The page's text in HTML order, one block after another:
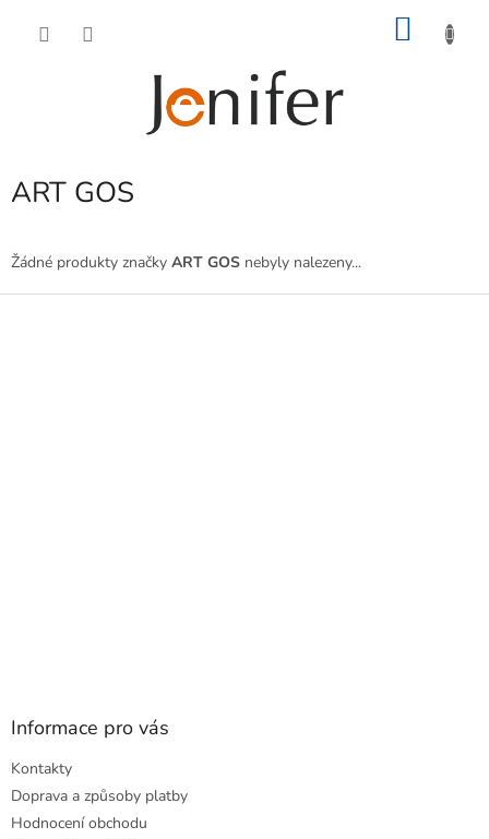
ART GOS
Žádné produkty značky ART GOS nebyly nalezeny...
Z
Informace pro vás
Kontakty
Doprava a způsoby platby
Hodnocení obchodu